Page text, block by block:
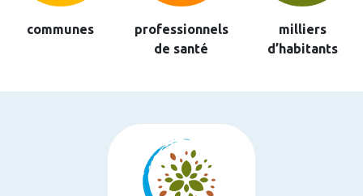
communes
professionnels
de santé
milliers
d’habitants